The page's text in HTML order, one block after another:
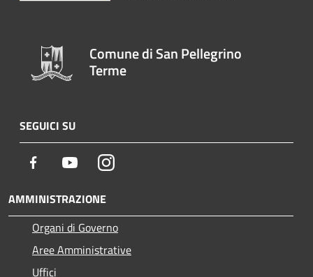
Comune di San Pellegrino
Terme
SEGUICI SU
Facebook YoutubeInstagram
AMMINISTRAZIONE
Organi di Governo
Aree Amministrative
Uffici